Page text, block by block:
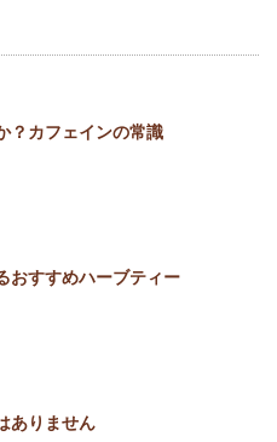
？カフェインの常識
おすすめハーブティー
ありません